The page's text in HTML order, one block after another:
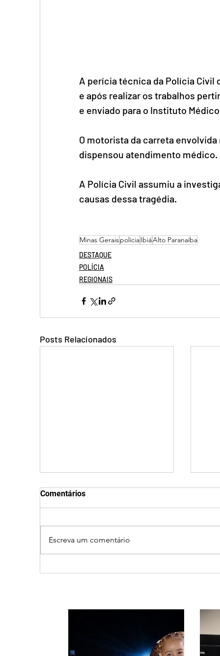
A perícia técnica da Polícia Civil
e após realizar os trabalhos
e enviado para o Instituto
O motorista da carreta
dispensou atendimento médico.
A Polícia Civil assumiu a
causas dessa tragédia.
Minas GeraispolíciaIbiáAlto Paranaíba
DESTAQUE
POLÍCIA
REGIONAIS
Posts Relacionados
arrependimento e veto do
Comentários
Escreva um comentário